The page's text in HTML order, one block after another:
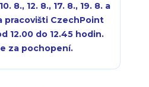
8., 12. 8., 17. 8., 19. 8. a
pracovišti CzechPoint
12.00 do 12.45 hodin.
za pochopení.